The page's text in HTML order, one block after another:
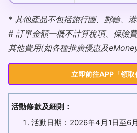
* 其他產品不包括旅行團、郵輪、
# 訂單金額一概不計算稅項、保險
其他費用(如各種推廣優惠及
立即前往APP「領取
活動條款及細則：
活動日期：2026年4月1日至6